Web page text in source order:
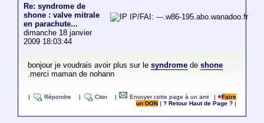
Re: syndrome de
shone : valve mitrale
en parachute...
dimanche 18 janvier
2009 18:03:44
IP/FAI: ---.w86-195.abo.wanadoo.fr
bonjour je voudrais avoir plus sur le syndromede shone
.merci maman de nohann
Répondre Citer Envoyer cette page à un ami |
Faire
un DON
|? Retour Haut de Page ?